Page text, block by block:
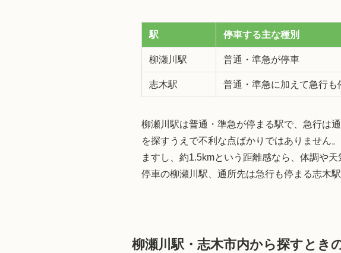
駅 停車する主な種別
柳瀬川駅 普通・準急が停車
志木駅 普通・準急に加えて急行も
柳瀬川駅は普通・準急が停まる駅で、急行は
を探すうえで不利な点ばかりではありません
ますし、約1.5kmという距離感なら、体調や
停車の柳瀬川駅、通所先は急行も停まる志木
柳瀬川駅・志木市内から探すとき